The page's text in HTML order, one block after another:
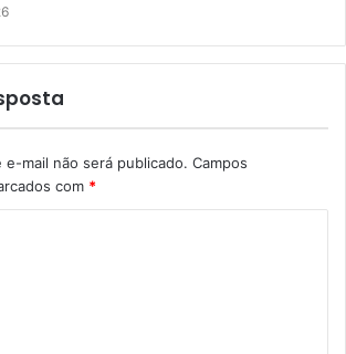
do Antigomobilista
Eventos
de Londrina
mail não será publicado. Campos
com *